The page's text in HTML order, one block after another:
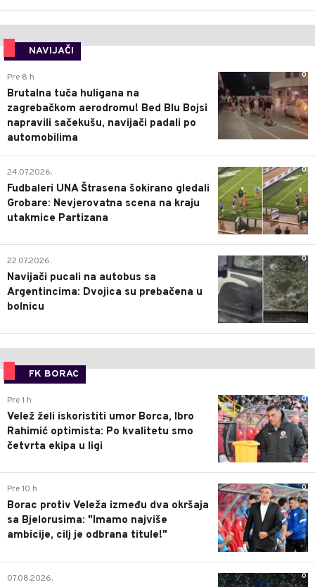
NAVIJAČI
0
Pre 8 h
Brutalna tuča huligana na
zagrebačkom aerodromu! Bed Blu Bojsi
napravili sačekušu, navijači padali po
automobilima
0
24.07.2026.
Fudbaleri UNA Štrasena šokirano gledali
Grobare: Nevjerovatna scena na kraju
utakmice Partizana
0
22.07.2026.
Navijači pucali na autobus sa
Argentincima: Dvojica su prebačena u
bolnicu
FK BORAC
0
Pre 1 h
Velež želi iskoristiti umor Borca, Ibro
Rahimić optimista: Po kvalitetu smo
četvrta ekipa u ligi
0
Pre 10 h
Borac protiv Veleža između dva okršaja
sa Bjelorusima: "Imamo najviše
ambicije, cilj je odbrana titule!"
0
07.08.2026.